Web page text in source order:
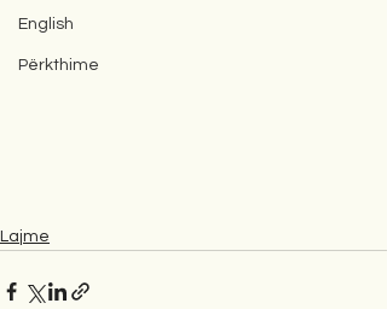
English
Përkthime
Lajme